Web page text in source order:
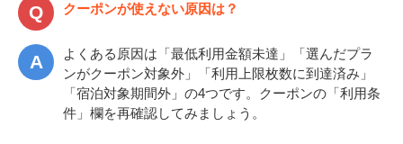
クーポンが使えない原因は？
よくある原因は「最低利用金額未達」「選んだプラ
ンがクーポン対象外」「利用上限枚数に到達済み」
「宿泊対象期間外」の4つです。クーポンの「利用条
件」欄を再確認してみましょう。